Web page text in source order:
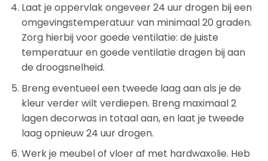
Laat je oppervlak ongeveer 24 uur drogen bij een
omgevingstemperatuur van minimaal 20 graden.
Zorg hierbij voor goede ventilatie: de juiste
temperatuur en goede ventilatie dragen bij aan
de droogsnelheid.
Breng eventueel een tweede laag aan als je de
kleur verder wilt verdiepen. Breng maximaal 2
lagen decorwas in totaal aan, en laat je tweede
laag opnieuw 24 uur drogen.
Werk je meubel of vloer af met hardwaxolie. Heb